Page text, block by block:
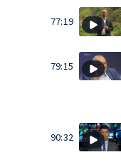
77:19
79:15
90:32